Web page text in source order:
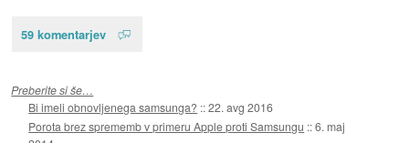
59 komentarjev
Preberite si še…
Bi imeli obnovljenega samsunga? ::22. avg 2016
Porota brez sprememb v primeru Apple proti Samsungu ::6. maj